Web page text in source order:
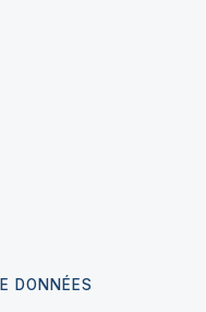
DONNÉES